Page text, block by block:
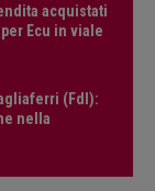
acquistati
Ecu in viale
(FdI):
nella